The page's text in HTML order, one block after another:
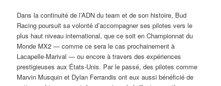
Dans la continuité de l’ADN du team et de son histoire, Bud
Racing poursuit sa volonté d’accompagner ses pilotes vers le
plus haut niveau international, que ce soit en Championnat du
Monde MX2 — comme ce sera le cas prochainement à
Lacapelle-Marival — ou encore à travers des expériences
prestigieuses aux États-Unis. Par le passé, des pilotes comme
Marvin Musquin et Dylan Ferrandis ont eux aussi bénéficié de